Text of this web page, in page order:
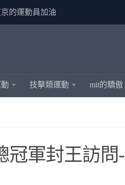
的運動員加油
技擊類運動 mit的驕傲
冠軍封王訪問-